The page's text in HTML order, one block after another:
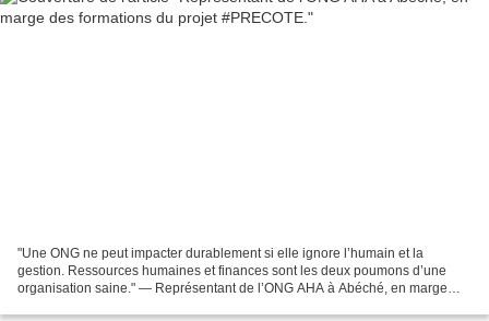
"Une ONG ne peut impacter durablement si elle ignore l’humain et la
gestion. Ressources humaines et finances sont les deux poumons d’une
organisation saine." — Représentant de l’ONG AHA à Abéché, en marge